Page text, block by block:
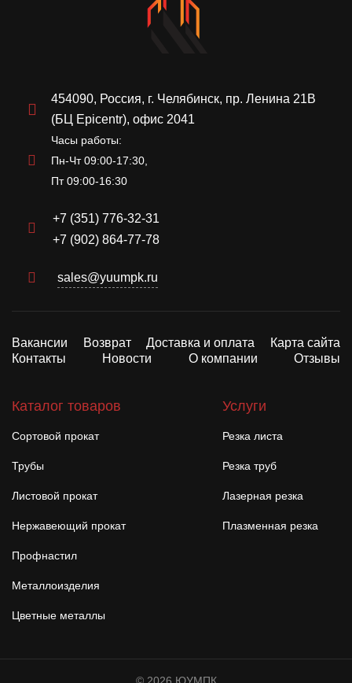
454090, Россия, г. Челябинск, пр. Ленина 21В
(БЦ Epicentr), офис 2041
Часы работы:
Пн-Чт 09:00-17:30,
Пт 09:00-16:30
+7 (351) 776-32-31
+7 (902) 864-77-78
sales@yuumpk.ru
Вакансии Возврат Доставка и оплата
Карта сайта
Контакты
Новости О компании Отзывы
Каталог товаров
Сортовой прокат
Трубы
Листовой прокат
Нержавеющий прокат
Профнастил
Металлоизделия
Цветные металлы
Услуги
Резка листа
Резка труб
Лазерная резка
Плазменная резка